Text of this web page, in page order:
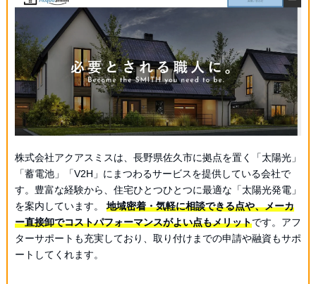
株式会社アクアスミスは、長野県佐久市に拠点を置く「太陽光」
「蓄電池」「V2H」にまつわるサービスを提供している会社で
す。豊富な経験から、住宅ひとつひとつに最適な「太陽光発電」
を案内しています。 地域密着・気軽に相談できる点や、メーカ
ー直接卸でコストパフォーマンスがよい点もメリットです。アフ
ターサポートも充実しており、取り付けまでの申請や融資もサポ
ートしてくれます。